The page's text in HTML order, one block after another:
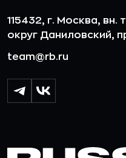
115432, г. Москва, вн.
округ Даниловский,
team@rb.ru